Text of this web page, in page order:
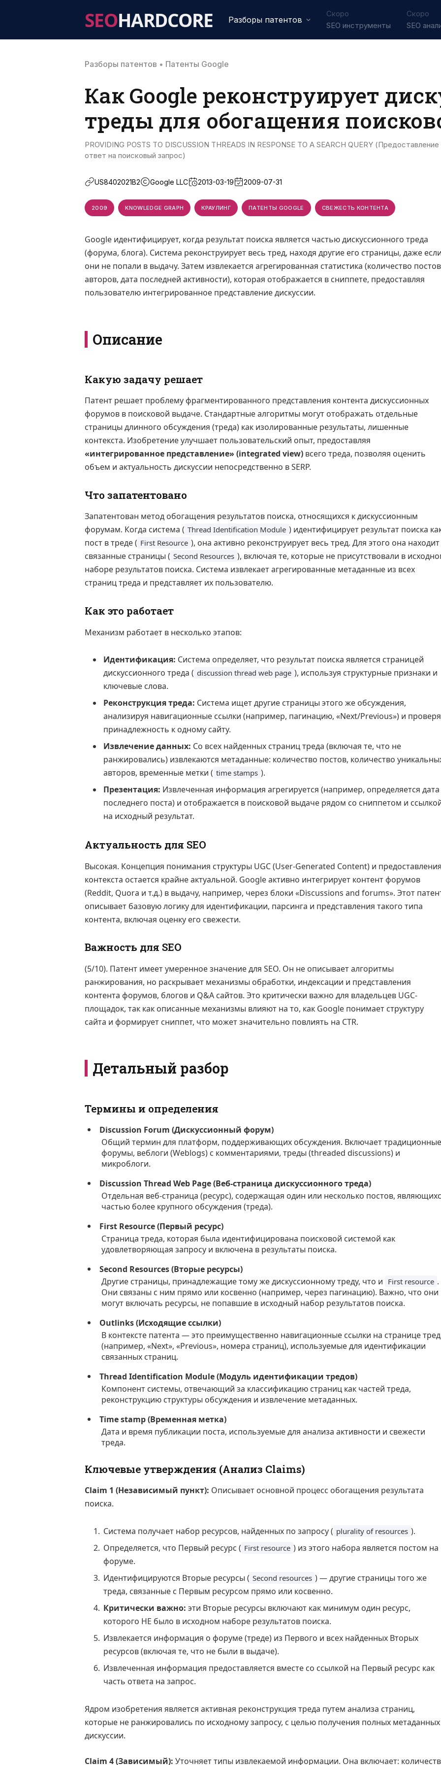
SEOHARDCORE Разборы патентов
Скоро
SEO инструменты
Скоро
SEO
Разборы патентов • Патенты Google
Как Google реконструирует
треды для обогащения
PROVIDING POSTS TO DISCUSSION THREADS IN RESPONSE TO A SEARCH QUERY
ответ на поисковый запрос)
US8402021B2 Google LLC 2013-03-19 2009-07-31
2009 KNOWLEDGE GRAPH КРАУЛИНГ ПАТЕНТЫ GOOGLE СВЕЖЕСТЬ КОНТЕНТА
Google идентифицирует, когда результат поиска является частью дискуссионного треда
(форума, блога). Система реконструирует весь тред, находя другие его страницы, даже
они не попали в выдачу. Затем извлекается агрегированная статистика (количество
авторов, дата последней активности), которая отображается в сниппете, предоставляя
пользователю интегрированное представление дискуссии.
Описание
Какую задачу решает
Патент решает проблему фрагментированного представления контента дискуссионных
форумов в поисковой выдаче. Стандартные алгоритмы могут отображать отдельные
страницы длинного обсуждения (треда) как изолированные результаты, лишенные
контекста. Изобретение улучшает пользовательский опыт, предоставляя
«интегрированное представление» (integrated view) всего треда, позволяя оценить
объем и актуальность дискуссии непосредственно в SERP.
Что запатентовано
Запатентован метод обогащения результатов поиска, относящихся к дискуссионным
форумам. Когда система ( Thread Identification Module ) идентифицирует результат поиска
пост в треде ( First Resource ), она активно реконструирует весь тред. Для этого она находит
связанные страницы ( Second Resources ), включая те, которые не присутствовали в
наборе результатов поиска. Система извлекает агрегированные метаданные из всех
страниц треда и представляет их пользователю.
Как это работает
Механизм работает в несколько этапов:
Идентификация: Система определяет, что результат поиска является страницей
дискуссионного треда ( discussion thread web page ), используя структурные признаки и
ключевые слова.
Реконструкция треда: Система ищет другие страницы этого же обсуждения,
анализируя навигационные ссылки (например, пагинацию, «Next/Previous») и
принадлежность к одному сайту.
Извлечение данных: Со всех найденных страниц треда (включая те, что не
ранжировались) извлекаются метаданные: количество постов, количество
авторов, временные метки ( time stamps ).
Презентация: Извлеченная информация агрегируется (например, определяется дата
последнего поста) и отображается в поисковой выдаче рядом со сниппетом и
на исходный результат.
Актуальность для SEO
Высокая. Концепция понимания структуры UGC (User-Generated Content) и
контекста остается крайне актуальной. Google активно интегрирует контент форумов
(Reddit, Quora и т.д.) в выдачу, например, через блоки «Discussions and forums». Этот
описывает базовую логику для идентификации, парсинга и представления такого типа
контента, включая оценку его свежести.
Важность для SEO
(5/10). Патент имеет умеренное значение для SEO. Он не описывает алгоритмы
ранжирования, но раскрывает механизмы обработки, индексации и представления
контента форумов, блогов и Q&A сайтов. Это критически важно для владельцев UGC-
площадок, так как описанные механизмы влияют на то, как Google понимает структуру
сайта и формирует сниппет, что может значительно повлиять на CTR.
Детальный разбор
Термины и определения
Discussion Forum (Дискуссионный форум)
Общий термин для платформ, поддерживающих обсуждения. Включает традиционные
форумы, веблоги (Weblogs) с комментариями, треды (threaded discussions) и
микроблоги.
Discussion Thread Web Page (Веб-страница дискуссионного треда)
Отдельная веб-страница (ресурс), содержащая один или несколько постов,
частью более крупного обсуждения (треда).
First Resource (Первый ресурс)
Страница треда, которая была идентифицирована поисковой системой как
удовлетворяющая запросу и включена в результаты поиска.
Second Resources (Вторые ресурсы)
Другие страницы, принадлежащие тому же дискуссионному треду, что и First resource .
Они связаны с ним прямо или косвенно (например, через пагинацию). Важно, что они
могут включать ресурсы, не попавшие в исходный набор результатов поиска.
Outlinks (Исходящие ссылки)
В контексте патента — это преимущественно навигационные ссылки на странице
(например, «Next», «Previous», номера страниц), используемые для идентификации
связанных страниц.
Thread Identification Module (Модуль идентификации тредов)
Компонент системы, отвечающий за классификацию страниц как частей треда,
реконструкцию структуры обсуждения и извлечение метаданных.
Time stamp (Временная метка)
Дата и время публикации поста, используемые для анализа активности и свежести
треда.
Ключевые утверждения (Анализ Claims)
Claim 1 (Независимый пункт): Описывает основной процесс обогащения результата
поиска.
Система получает набор ресурсов, найденных по запросу ( plurality of resources ).
Определяется, что Первый ресурс ( First resource ) из этого набора является постом на
форуме.
Идентифицируются Вторые ресурсы ( Second resources ) — другие страницы того же
треда, связанные с Первым ресурсом прямо или косвенно.
Критически важно: эти Вторые ресурсы включают как минимум один ресурс,
которого НЕ было в исходном наборе результатов поиска.
Извлекается информация о форуме (треде) из Первого и всех найденных Вторых
ресурсов (включая те, что не были в выдаче).
Извлеченная информация предоставляется вместе со ссылкой на Первый ресурс как
часть ответа на запрос.
Ядром изобретения является активная реконструкция треда путем анализа страниц,
которые не ранжировались по исходному запросу, с целью получения полных
дискуссии.
Claim 4 (Зависимый): Уточняет типы извлекаемой информации. Она включает: